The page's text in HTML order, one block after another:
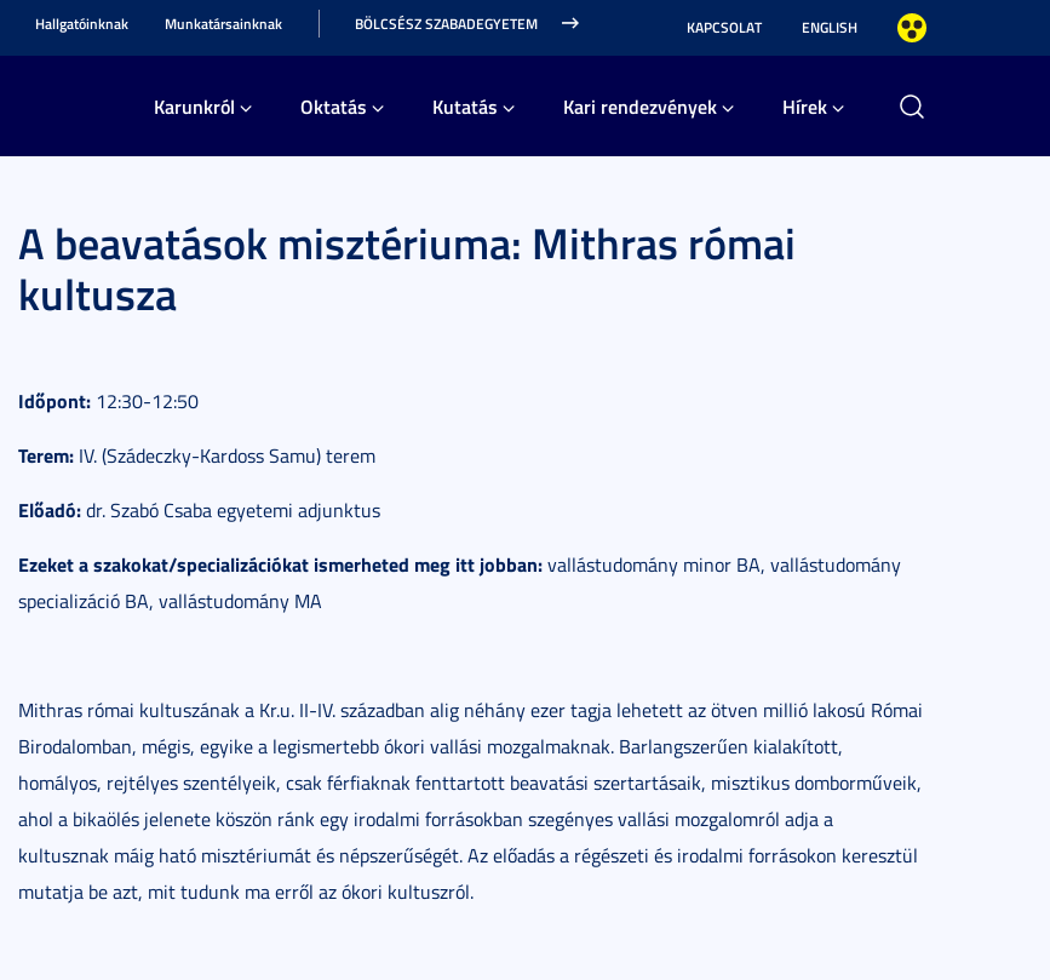
Hallgatóinknak Munkatársainknak BÖLCSÉSZ SZABADEGYETEM KAPCSOLAT ENGLISH
Karunkról Oktatás Kutatás Kari rendezvények Hírek
A beavatások misztériuma: Mithras római
kultusza
Időpont: 12:30-12:50
Terem: IV. (Szádeczky-Kardoss Samu) terem
Előadó:dr. Szabó Csaba egyetemi adjunktus
Ezeket a szakokat/specializációkat ismerheted meg itt jobban:vallástudomány minor BA, vallástudomány
specializáció BA, vallástudomány MA
Mithras római kultuszának a Kr.u. II-IV. században alig néhány ezer tagja lehetett az ötven millió lakosú Római
Birodalomban, mégis, egyike a legismertebb ókori vallási mozgalmaknak. Barlangszerűen kialakított,
homályos, rejtélyes szentélyeik, csak férfiaknak fenttartott beavatási szertartásaik, misztikus domborműveik,
ahol a bikaölés jelenete köszön ránk egy irodalmi forrásokban szegényes vallási mozgalomról adja a
kultusznak máig ható misztériumát és népszerűségét. Az előadás a régészeti és irodalmi forrásokon keresztül
mutatja be azt, mit tudunk ma erről az ókori kultuszról.